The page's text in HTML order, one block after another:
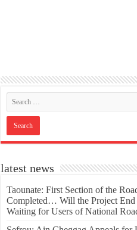
latest news
Taounate: First Section of the
Completed… Will the Project End
Waiting for Users of National